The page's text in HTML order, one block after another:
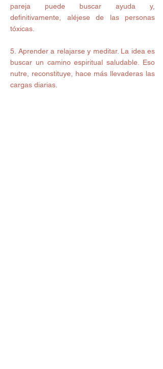
pareja puede buscar ayuda y,
definitivamente, aléjese de las personas
tóxicas.
5. Aprender a relajarse y meditar. La idea es
buscar un camino espiritual saludable. Eso
nutre, reconstituye, hace más llevaderas las
cargas diarias.